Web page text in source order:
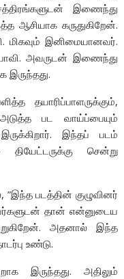
இணைந்து
ஆசியாக கருதுகிறேன்.
மிகவும் இனிமையானவர்.
அவருடன் இணைந்து
இருந்தது.
தயாரிப்பாளருக்கும்,
பட வாய்ப்பையும்
இந்தப் படம்
தியேட்டருக்கு சென்று
”இந்த படத்தின் குழுவினர்
தான் என்னுடைய
அதனால் இந்த
உண்டு.
இருந்தது. அதிலும்